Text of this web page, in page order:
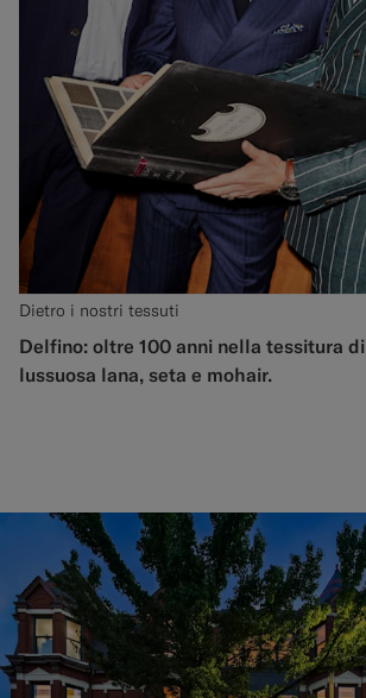
Dietro i nostri tessuti
Delfino: oltre 100 anni nella tessitura di
lussuosa lana, seta e mohair.